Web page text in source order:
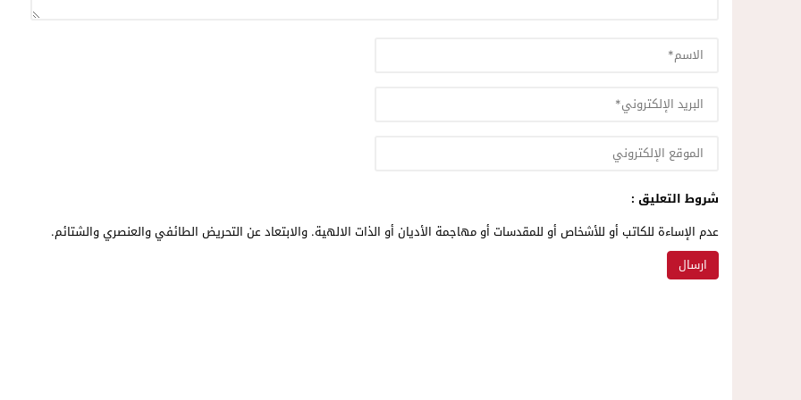
شروط التعليق :
عدم الإساءة للكاتب أو للأشخاص أو للمقدسات أو مهاجمة الأديان أو الذات الالهية. والابتعاد عن التحريض الطائفي والعنصري والشتائم.